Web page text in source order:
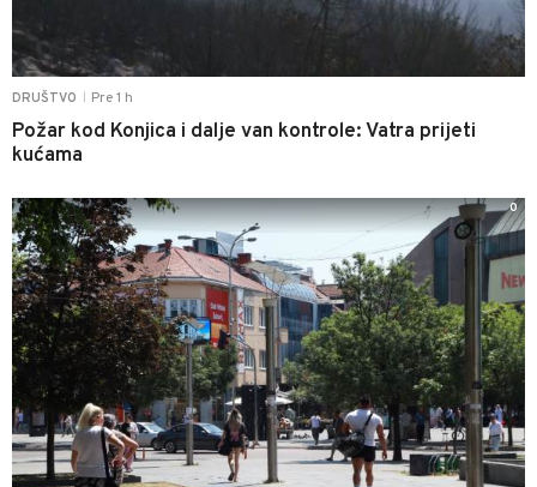
DRUŠTVO Pre 1 h
Požar kod Konjica i dalje van kontrole: Vatra prijeti
kućama
0